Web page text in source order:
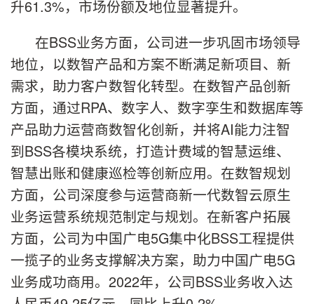
升61.3%，市场份额及地位显著提升。
在BSS业务方面，公司进一步巩固市场领导
地位，以数智产品和方案不断满足新项目、新
需求，助力客户数智化转型。在数智产品创新
方面，通过RPA、数字人、数字孪生和数据库等
产品助力运营商数智化创新，并将AI能力注智
到BSS各模块系统，打造计费域的智慧运维、
智慧出账和健康巡检等创新应用。在数智规划
方面，公司深度参与运营商新一代数智云原生
业务运营系统规范制定与规划。在新客户拓展
方面，公司为中国广电5G集中化BSS工程提供
一揽子的业务支撑解决方案，助力中国广电5G
业务成功商用。2022年，公司BSS业务收入达